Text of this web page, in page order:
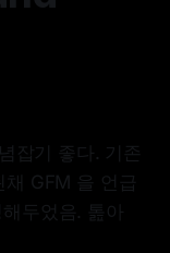
잡기 좋다. 기존
GFM 을 언급
두었음. 톮아